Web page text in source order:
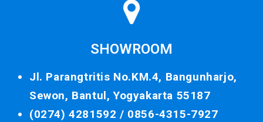
SHOWROOM
Jl. Parangtritis No.KM.4, Bangunharjo,
Sewon, Bantul, Yogyakarta 55187
(0274) 4281592 / 0856-4315-7927